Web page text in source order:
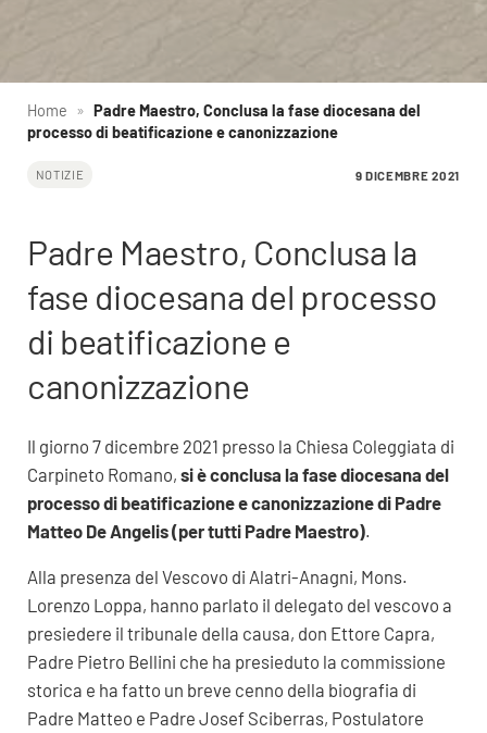
Home » Padre Maestro, Conclusa la fase diocesana del
processo di beatificazione e canonizzazione
NOTIZIE 9 DICEMBRE 2021
Padre Maestro, Conclusa la
fase diocesana del processo
di beatificazione e
canonizzazione
Il giorno 7 dicembre 2021 presso la Chiesa Coleggiata di
Carpineto Romano, si è conclusa la fase diocesana del
processo di beatificazione e canonizzazione di Padre
Matteo De Angelis (per tutti Padre Maestro).
Alla presenza del Vescovo di Alatri-Anagni, Mons.
Lorenzo Loppa, hanno parlato il delegato del vescovo a
presiedere il tribunale della causa, don Ettore Capra,
Padre Pietro Bellini che ha presieduto la commissione
storica e ha fatto un breve cenno della biografia di
Padre Matteo e Padre Josef Sciberras, Postulatore